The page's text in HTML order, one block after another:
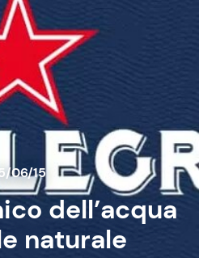
06/15
dell’acqua
naturale